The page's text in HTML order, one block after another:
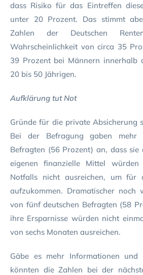
dass Risiko für das Eintreffen
unter 20 Prozent. Das stimmt
Zahlen der Deutschen
Wahrscheinlichkeit von circa 35
39 Prozent bei Männern innerhalb
20 bis 50 Jährigen.
Aufklärung tut Not
Gründe für die private Absicherung
Bei der Befragung gaben
Befragten (56 Prozent) an, dass sie
eigenen finanzielle Mittel
Notfalls nicht ausreichen, um für
aufzukommen. Dramatischer
von fünf deutschen Befragten (58
ihre Ersparnisse würden nicht
von sechs Monaten ausreichen.
Gäbe es mehr Informationen und
könnten die Zahlen bei der